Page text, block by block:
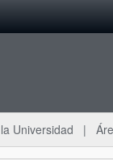
Universidad